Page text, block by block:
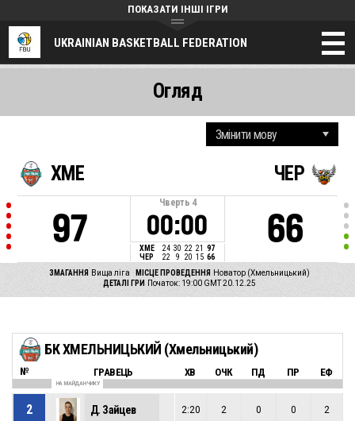
UKRAINIAN BASKETBALL FEDERATION
ПОКАЗАТИ ІНШІ ІГРИ
ХМЕ
97
Чверть 4
00:00
ХМЕ 24 30 22 21 97
ЧЕР
22 9 20 15 66
ЧЕР
66
ЗМАГАННЯ Вища ліга МІСЦЕ ПРОВЕДЕННЯ
Новатор (Хмельницький)
ДЕТАЛІ ГРИ
Початок: 19:00 GMT 20.12.25
Огляд
БК ХМЕЛЬНИЦЬКИЙ (Хмельницький)
№ ГРАВЕЦЬ ХВ ОЧК ПД ПР ЕФ
НА МАЙДАНЧИКУ
2 Д. Зайцев 2:20 2 0 0 2